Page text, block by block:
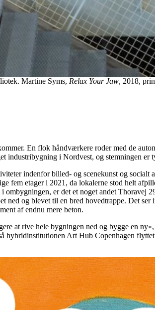
Martine Syms, Relax Your Jaw, 2018,
En flok håndværkere roder med de
industribygning i Nordvest, og stemningen er
indenfor billed- og scenekunst og
fem etager i 2021, da lokalerne stod helt
i ombygningen, er det et noget andet Thoravej
ned og blevet til en bred hovedtrappe. Det
af endnu mere beton.
at rive hele bygningen ned og bygge en
hybridinstitutionen Art Hub Copenhagen